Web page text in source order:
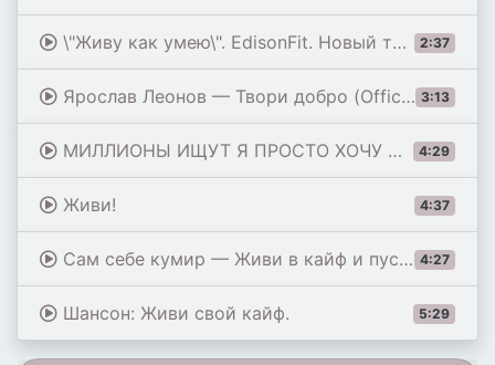
2:37
\"Живу как умею\". EdisonFit. Новый трек 2025.
3:13
Ярослав Леонов — Твори добро (Official Video)
4:29
МИЛЛИОНЫ ИЩУТ Я ПРОСТО ХОЧУ ЖИТЬ СПОКОЙНО 🤍 #шансон #песнидлядуши #новыйшансон
4:37
Живи!
4:27
Сам себе кумир — Живи в кайф и пусть горит весь мир! (Rock/Blues 2026)
5:29
Шансон: Живи свой кайф.